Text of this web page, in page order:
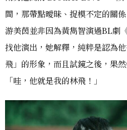
間，那帶點曖昧、捉模不定的關
游美茵並非因為黃雋智演過BL劇
找他演出，她解釋，純粹是認為
飛」的形象，而且試鏡之後，果
「哇，他就是我的林飛！」